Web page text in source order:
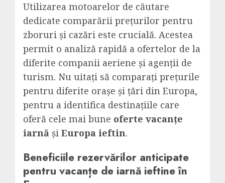
Utilizarea motoarelor de căutare
dedicate comparării prețurilor pentru
zboruri și cazări este crucială. Acestea
permit o analiză rapidă a ofertelor de la
diferite companii aeriene și agenții de
turism. Nu uitați să comparați prețurile
pentru diferite orașe și țări din Europa,
pentru a identifica destinațiile care
oferă cele mai bune oferte vacanțe
iarnă și Europa ieftin.
Beneficiile rezervărilor anticipate
pentru vacanțe de iarnă ieftine în